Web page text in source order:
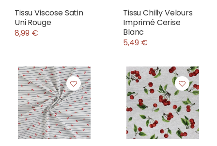
Tissu Viscose Satin
Uni Rouge
8,99 €
Tissu Chilly Velours
Imprimé Cerise
Blanc
5,49 €